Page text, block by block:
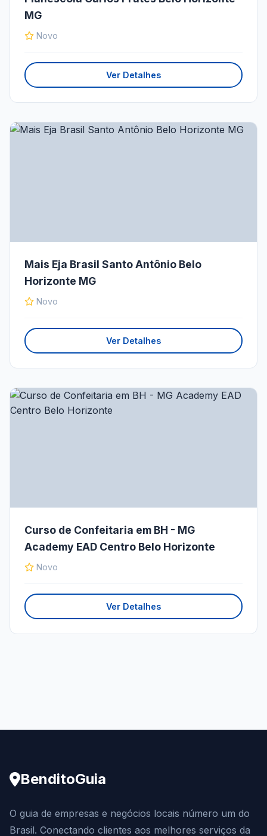
MG
Novo
Ver Detalhes
Mais Eja Brasil Santo Antônio Belo
Horizonte MG
Novo
Ver Detalhes
Curso de Confeitaria em BH - MG
Academy EAD Centro Belo Horizonte
Novo
Ver Detalhes
BenditoGuia
O guia de empresas e negócios locais número um do
Brasil. Conectando clientes aos melhores serviços da